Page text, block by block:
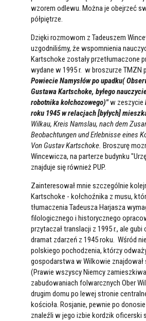
wzorem odlewu. Można je obejrzeć
półpiętrze.
Dzięki rozmowom z Tadeuszem
uzgodniliśmy, że wspomnienia
Kartschoke zostały przetłumaczone
wydane w 1995 r. w broszurze TMZN
Powiecie Namysłów po upadku(
Gustawa Kartschoke, byłego
robotnika kołchozowego)"w zeszycie
roku 1945 w relacjach [byłych]
Wilkau, Kreis Namslau, nach dem
Beobachtungen und Erlebnisse eines
Von Gustav Kartschoke. Broszurę
Wincewicza, na parterze budynku
znajduje się również PUP.
Zainteresował mnie szczególnie
Kartschoke - kołchoźnika z musu,
tłumaczenia Tadeusza Harjasza
filologicznego i historycznego
przytaczał translacji z 1995 r., ale
dramat zdarzeń z 1945 roku. Wśród
polskiego pochodzenia, którzy
gospodarstwa w Wilkowie znajdował
(Prawie wszyscy Niemcy
zabudowaniach folwarcznych Ober
drugim domu po lewej stronie
kościoła. Rosjanie, pewnie po
znaleźli w jego izbie kordzik oficerski